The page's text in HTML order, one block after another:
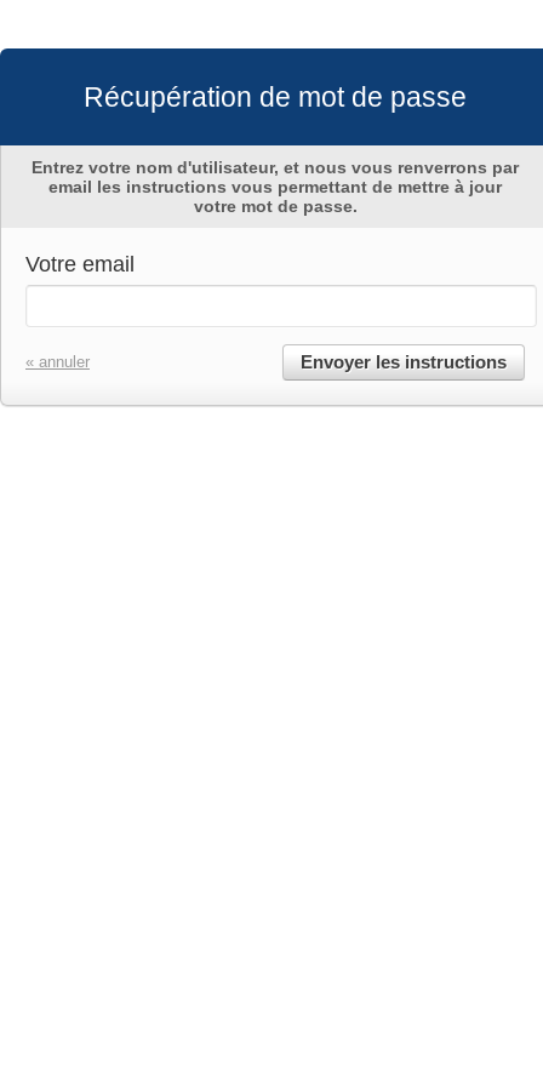
Récupération de mot de passe
Entrez votre nom d'utilisateur, et nous vous renverrons par
email les instructions vous permettant de mettre à jour
votre mot de passe.
Votre email
« annuler Envoyer les instructions